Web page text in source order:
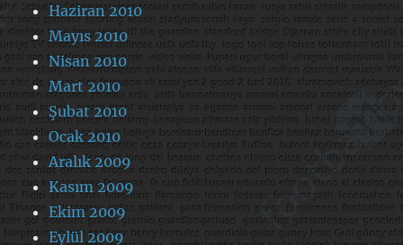
Haziran 2010
Mayıs 2010
Nisan 2010
Mart 2010
Şubat 2010
Ocak 2010
Aralık 2009
Kasım 2009
Ekim 2009
Eylül 2009